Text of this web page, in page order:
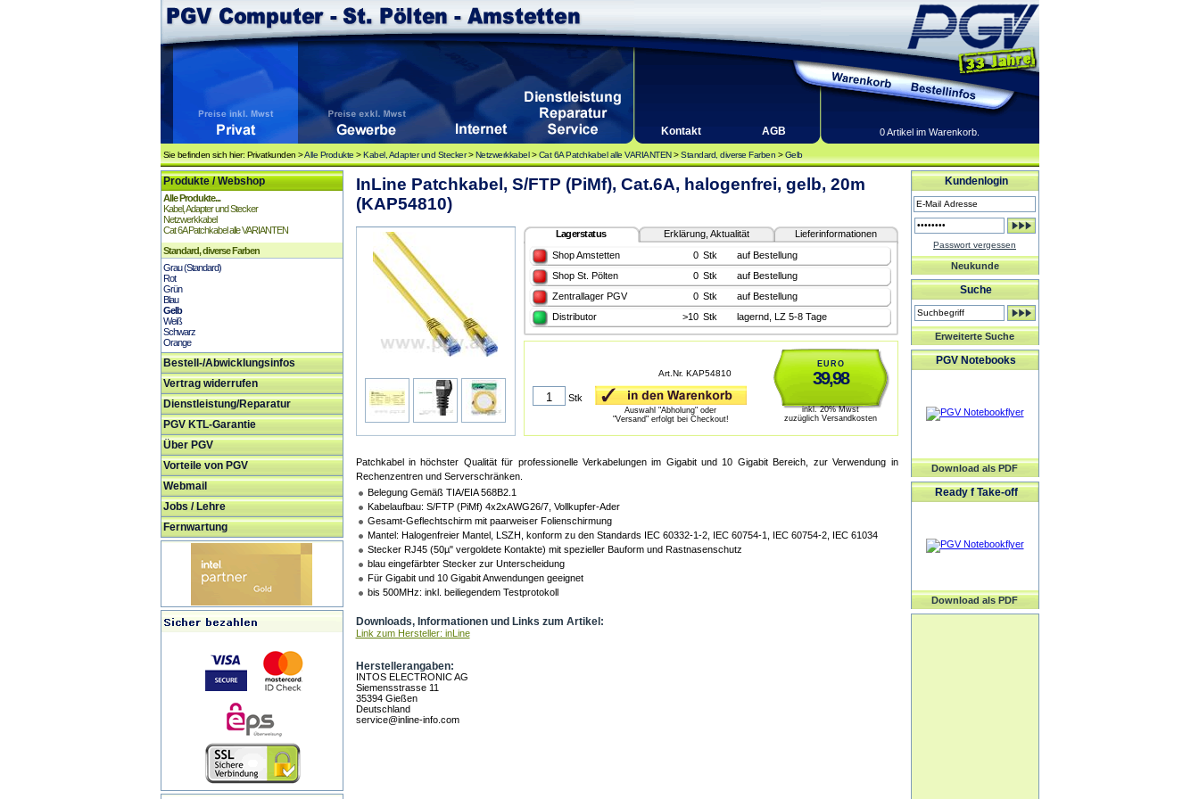
Kontakt AGB 0 Artikel im Warenkorb.
Sie befinden sich hier: Privatkunden >Alle Produkte >Kabel, Adapter und Stecker>Netzwerkkabel>Cat 6A Patchkabel alle VARIANTEN>Standard, diverse Farben >Gelb
Produkte / Webshop
Alle Produkte...
Kabel, Adapter und Stecker
Netzwerkkabel
Cat 6A Patchkabel alle VARIANTEN
Standard, diverse Farben
Grau (Standard)
Rot
Grün
Blau
Gelb
Weiß
Schwarz
Orange
Bestell-/Abwicklungsinfos
Vertrag widerrufen
Dienstleistung/Reparatur
PGV KTL-Garantie
Über PGV
Vorteile von PGV
Webmail
Jobs / Lehre
Fernwartung
InLine Patchkabel, S/FTP (PiMf), Cat.6A, halogenfrei, gelb, 20m
(KAP54810)
Lagerstatus Erklärung, Aktualität
Lieferinformationen
Shop Amstetten
0 Stk
auf Bestellung
Shop St. Pölten
0 Stk
auf Bestellung
Zentrallager PGV
0 Stk
auf Bestellung
Distributor
>10 Stk lagernd, LZ 5-8 Tage
EURO
39,98
inkl. 20% Mwst
zuzüglich Versandkosten
Art.Nr. KAP54810
Stk
Auswahl "Abholung" oder
"Versand" erfolgt bei Checkout!
Patchkabel in höchster Qualität für professionelle Verkabelungen im Gigabit und 10 Gigabit Bereich, zur Verwendung in
Rechenzentren und Serverschränken.
Belegung Gemäß TIA/EIA 568B2.1
Kabelaufbau: S/FTP (PiMf) 4x2xAWG26/7, Vollkupfer-Ader
Gesamt-Geflechtschirm mit paarweiser Folienschirmung
Mantel: Halogenfreier Mantel, LSZH, konform zu den Standards IEC 60332-1-2, IEC 60754-1, IEC 60754-2, IEC 61034
Stecker RJ45 (50µ" vergoldete Kontakte) mit spezieller Bauform und Rastnasenschutz
blau eingefärbter Stecker zur Unterscheidung
Für Gigabit und 10 Gigabit Anwendungen geeignet
bis 500MHz: inkl. beiliegendem Testprotokoll
Downloads, Informationen und Links zum Artikel:
Link zum Hersteller: inLine
Herstellerangaben:
INTOS ELECTRONIC AG
Siemensstrasse 11
35394 Gießen
Deutschland
service@inline-info.com
Kundenlogin
Passwort vergessen
Neukunde
Suche
Erweiterte Suche
PGV Notebooks
Download als PDF
Ready f Take-off
Download als PDF